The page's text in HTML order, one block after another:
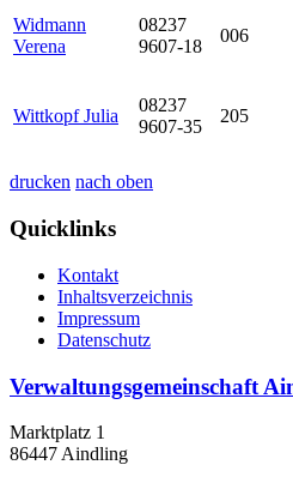
Widmann
Verena
08237
9607-18
006
Wittkopf Julia
08237
9607-35
205
drucken nach oben
Quicklinks
Kontakt
Inhaltsverzeichnis
Impressum
Datenschutz
Verwaltungsgemeinschaft
Marktplatz 1
86447 Aindling